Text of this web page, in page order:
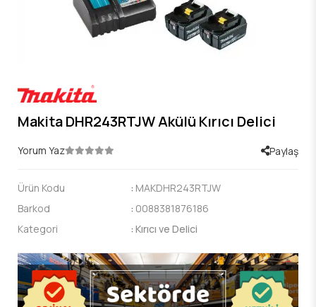
Makita DHR243RTJW Akülü Kırıcı Delici
Yorum Yaz Paylaş
Ürün Kodu : MAKDHR243RTJW
Barkod
: 0088381876186
Kategori
: Kırıcı ve Delici